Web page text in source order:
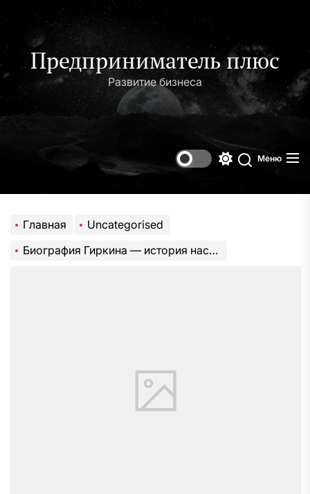
содержимому
Предприниматель плюс
Развитие бизнеса
Поиск
Меню
Главная
Uncategorised
Биография Гиркина — история настоящего стрелка